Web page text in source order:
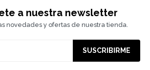
a nuestra newsletter
novedades y ofertas de nuestra tienda.
SUSCRIBIRME